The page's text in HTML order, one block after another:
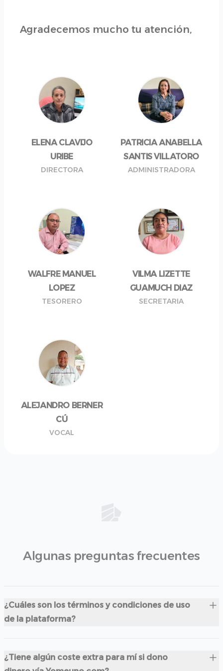
Agradecemos mucho tu atención,
ELENA CLAVIJO
URIBE
DIRECTORA
PATRICIA ANABELLA
SANTIS VILLATORO
ADMINISTRADORA
WALFRE MANUEL
LOPEZ
TESORERO
VILMA LIZETTE
GUAMUCH DIAZ
SECRETARIA
ALEJANDRO BERNER
CÚ
VOCAL
Algunas preguntas frecuentes
¿Cuáles son los términos y condiciones de uso
de la plataforma?
¿Tiene algún coste extra para mí si dono